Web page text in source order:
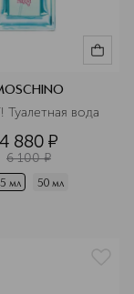
Туалетная вода
4 880 ¤
6 100 ¤
мл 50 мл